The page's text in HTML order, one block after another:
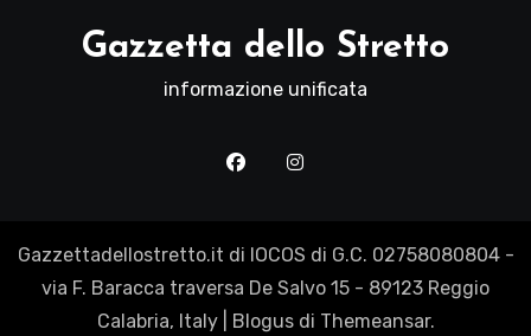
Gazzetta dello Stretto
informazione unificata
Gazzettadellostretto.it di IOCOS di G.C. 02758080804 -
via F. Baracca traversa De Salvo 15 - 89123 Reggio
Calabria, Italy
Blogusdi Themeansar.